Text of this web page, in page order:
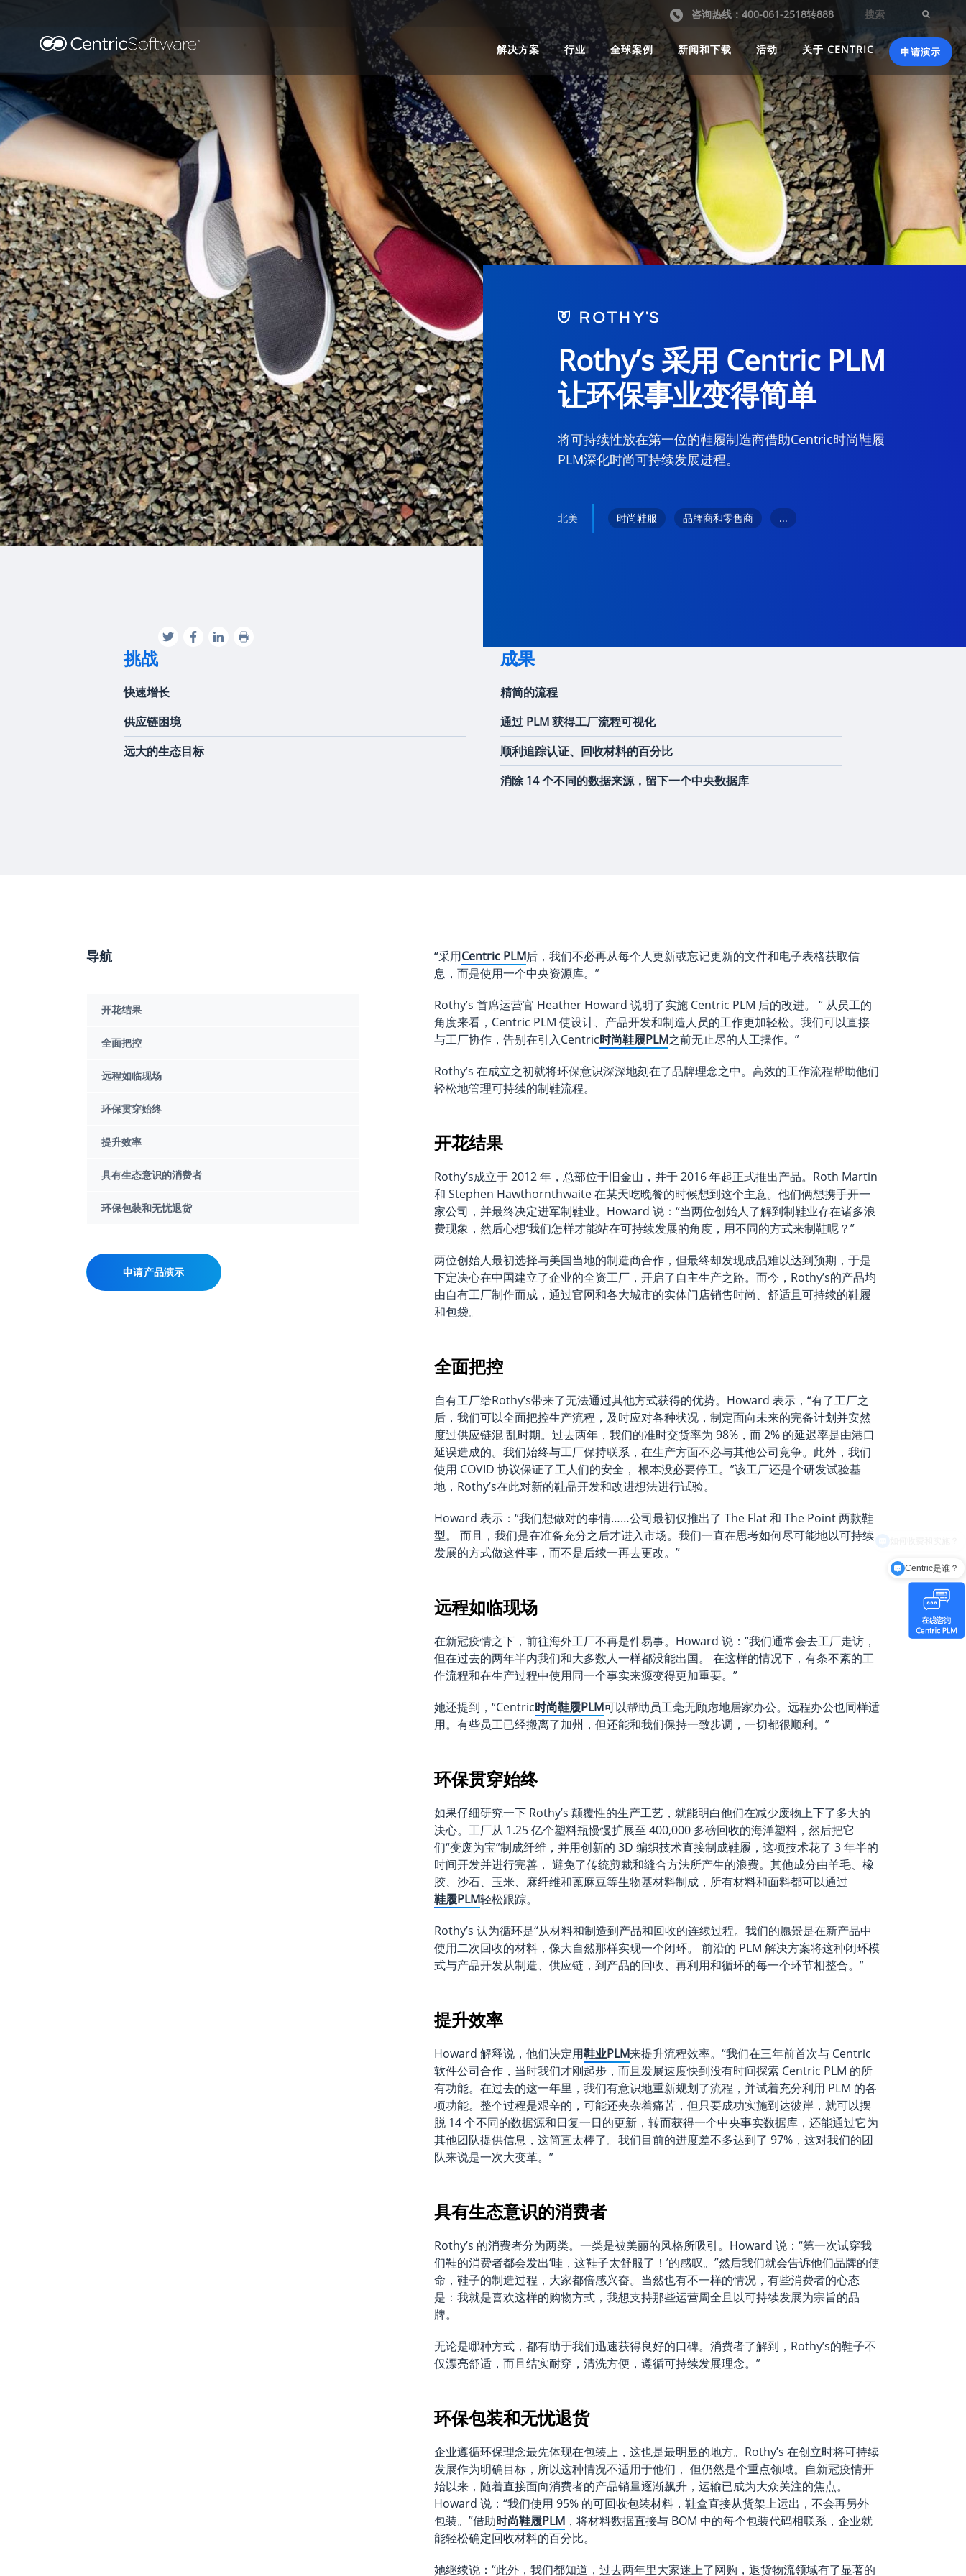
咨询热线：400-061-2518转888
解决方案 行业 全球案例 新闻和下载 活动 关于 CENTRIC 申请演示
Rothy’s 采用 Centric PLM
让环保事业变得简单
将可持续性放在第一位的鞋履制造商借助Centric时尚鞋履
PLM深化时尚可持续发展进程。
北美 时尚鞋服 品牌商和零售商 ...
挑战
快速增长
供应链困境
远大的生态目标
成果
精简的流程
通过 PLM 获得工厂流程可视化
顺利追踪认证、回收材料的百分比
消除 14 个不同的数据来源，留下一个中央数据库
导航
开花结果
全面把控
远程如临现场
环保贯穿始终
提升效率
具有生态意识的消费者
环保包装和无忧退货
申请产品演示
“采用Centric PLM后，我们不必再从每个人更新或忘记更新的文件和电子表格获取信
息，而是使用一个中央资源库。”
Rothy’s 首席运营官 Heather Howard 说明了实施 Centric PLM 后的改进。 “ 从员工的
角度来看，Centric PLM 使设计、产品开发和制造人员的工作更加轻松。我们可以直接
与工厂协作，告别在引入Centric时尚鞋履PLM之前无止尽的人工操作。”
Rothy’s 在成立之初就将环保意识深深地刻在了品牌理念之中。高效的工作流程帮助他们
轻松地管理可持续的制鞋流程。
开花结果
Rothy’s成立于 2012 年，总部位于旧金山，并于 2016 年起正式推出产品。Roth Martin
和 Stephen Hawthornthwaite 在某天吃晚餐的时候想到这个主意。他们俩想携手开一
家公司，并最终决定进军制鞋业。Howard 说：“当两位创始人了解到制鞋业存在诸多浪
费现象，然后心想‘我们怎样才能站在可持续发展的角度，用不同的方式来制鞋呢？”
两位创始人最初选择与美国当地的制造商合作，但最终却发现成品难以达到预期，于是
下定决心在中国建立了企业的全资工厂，开启了自主生产之路。而今，Rothy’s的产品均
由自有工厂制作而成，通过官网和各大城市的实体门店销售时尚、舒适且可持续的鞋履
和包袋。
全面把控
自有工厂给Rothy’s带来了无法通过其他方式获得的优势。Howard 表示，“有了工厂之
后，我们可以全面把控生产流程，及时应对各种状况，制定面向未来的完备计划并安然
度过供应链混 乱时期。过去两年，我们的准时交货率为 98%，而 2% 的延迟率是由港口
延误造成的。我们始终与工厂保持联系，在生产方面不必与其他公司竞争。此外，我们
使用 COVID 协议保证了工人们的安全， 根本没必要停工。”该工厂还是个研发试验基
地，Rothy’s在此对新的鞋品开发和改进想法进行试验。
Howard 表示：“我们想做对的事情……公司最初仅推出了 The Flat 和 The Point 两款鞋
型。 而且，我们是在准备充分之后才进入市场。我们一直在思考如何尽可能地以可持续
发展的方式做这件事，而不是后续一再去更改。”
远程如临现场
在新冠疫情之下，前往海外工厂不再是件易事。Howard 说：“我们通常会去工厂走访，
但在过去的两年半内我们和大多数人一样都没能出国。 在这样的情况下，有条不紊的工
作流程和在生产过程中使用同一个事实来源变得更加重要。”
她还提到，“Centric时尚鞋履PLM可以帮助员工毫无顾虑地居家办公。远程办公也同样适
用。有些员工已经搬离了加州，但还能和我们保持一致步调，一切都很顺利。”
环保贯穿始终
如果仔细研究一下 Rothy’s 颠覆性的生产工艺，就能明白他们在减少废物上下了多大的
决心。工厂从 1.25 亿个塑料瓶慢慢扩展至 400,000 多磅回收的海洋塑料，然后把它
们“变废为宝”制成纤维，并用创新的 3D 编织技术直接制成鞋履，这项技术花了 3 年半的
时间开发并进行完善， 避免了传统剪裁和缝合方法所产生的浪费。其他成分由羊毛、橡
胶、沙石、玉米、麻纤维和蓖麻豆等生物基材料制成，所有材料和面料都可以通过
鞋履PLM轻松跟踪。
Rothy’s 认为循环是“从材料和制造到产品和回收的连续过程。我们的愿景是在新产品中
使用二次回收的材料，像大自然那样实现一个闭环。 前沿的 PLM 解决方案将这种闭环模
式与产品开发从制造、供应链，到产品的回收、再利用和循环的每一个环节相整合。”
提升效率
Howard 解释说，他们决定用鞋业PLM来提升流程效率。“我们在三年前首次与 Centric
软件公司合作，当时我们才刚起步，而且发展速度快到没有时间探索 Centric PLM 的所
有功能。在过去的这一年里，我们有意识地重新规划了流程，并试着充分利用 PLM 的各
项功能。整个过程是艰辛的，可能还夹杂着痛苦，但只要成功实施到达彼岸，就可以摆
脱 14 个不同的数据源和日复一日的更新，转而获得一个中央事实数据库，还能通过它为
其他团队提供信息，这简直太棒了。我们目前的进度差不多达到了 97%，这对我们的团
队来说是一次大变革。”
具有生态意识的消费者
Rothy’s 的消费者分为两类。一类是被美丽的风格所吸引。Howard 说：“第一次试穿我
们鞋的消费者都会发出‘哇，这鞋子太舒服了！’的感叹。”然后我们就会告诉他们品牌的使
命，鞋子的制造过程，大家都倍感兴奋。当然也有不一样的情况，有些消费者的心态
是：我就是喜欢这样的购物方式，我想支持那些运营周全且以可持续发展为宗旨的品
牌。
无论是哪种方式，都有助于我们迅速获得良好的口碑。消费者了解到，Rothy’s的鞋子不
仅漂亮舒适，而且结实耐穿，清洗方便，遵循可持续发展理念。”
环保包装和无忧退货
企业遵循环保理念最先体现在包装上，这也是最明显的地方。Rothy’s 在创立时将可持续
发展作为明确目标，所以这种情况不适用于他们， 但仍然是个重点领域。自新冠疫情开
始以来，随着直接面向消费者的产品销量逐渐飙升，运输已成为大众关注的焦点。
Howard 说：“我们使用 95% 的可回收包装材料，鞋盒直接从货架上运出，不会再另外
包装。”借助时尚鞋履PLM，将材料数据直接与 BOM 中的每个包装代码相联系，企业就
能轻松确定回收材料的百分比。
她继续说：“此外，我们都知道，过去两年里大家迷上了网购，退货物流领域有了显著的
Centric是谁？